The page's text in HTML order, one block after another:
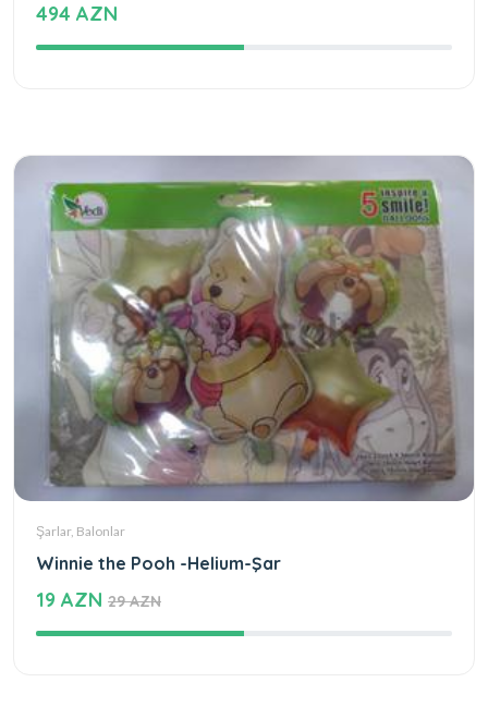
494 AZN
Şarlar, Balonlar
Winnie the Pooh -Helium-Şar
19 AZN 29 AZN